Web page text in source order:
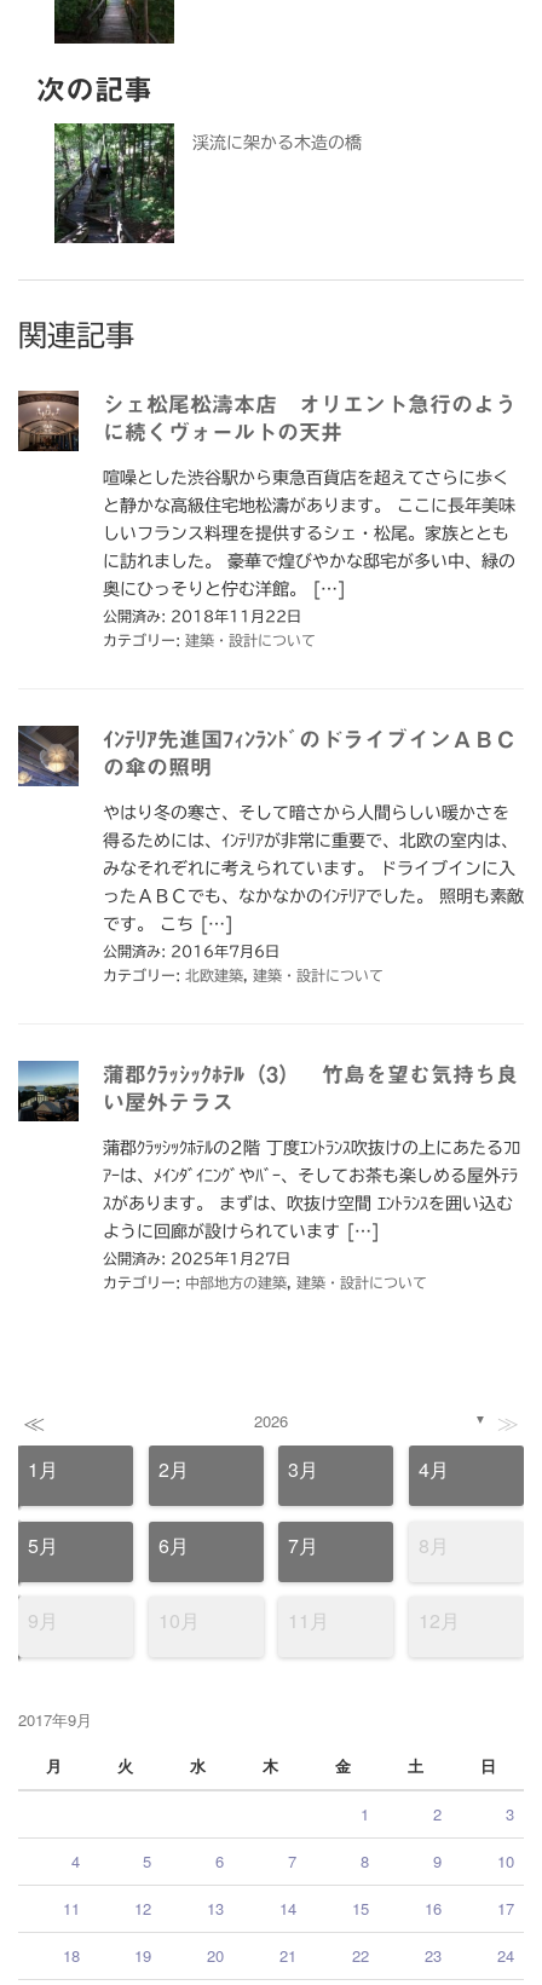
次の記事
渓流に架かる木造の橋
関連記事
シェ松尾松濤本店 オリエント急行のよう
に続くヴォールトの天井
喧噪とした渋谷駅から東急百貨店を超えてさらに歩く
と静かな高級住宅地松濤があります。 ここに長年美味
しいフランス料理を提供するシェ・松尾。家族ととも
に訪れました。 豪華で煌びやかな邸宅が多い中、緑の
奥にひっそりと佇む洋館。 […]
公開済み: 2018年11月22日
カテゴリー: 建築・設計について
ｲﾝﾃﾘｱ先進国ﾌｨﾝﾗﾝﾄﾞのドライブインＡＢＣ
の傘の照明
やはり冬の寒さ、そして暗さから人間らしい暖かさを
得るためには、ｲﾝﾃﾘｱが非常に重要で、北欧の室内は、
みなそれぞれに考えられています。 ドライブインに入
ったＡＢＣでも、なかなかのｲﾝﾃﾘｱでした。 照明も素敵
です。 こち […]
公開済み: 2016年7月6日
カテゴリー: 北欧建築 建築・設計について
蒲郡ｸﾗｯｼｯｸﾎﾃﾙ（3） 竹島を望む気持ち良
い屋外テラス
蒲郡ｸﾗｯｼｯｸﾎﾃﾙの2階 丁度ｴﾝﾄﾗﾝｽ吹抜けの上にあたるﾌﾛ
ｱｰは、ﾒｲﾝﾀﾞｲﾆﾝｸﾞやﾊﾞｰ、そしてお茶も楽しめる屋外ﾃﾗ
ｽがあります。 まずは、吹抜け空間 ｴﾝﾄﾗﾝｽを囲い込む
ように回廊が設けられています […]
公開済み: 2025年1月27日
カテゴリー: 中部地方の建築 建築・設計について
≪ 2026 ▼ ≫
1月 2月 3月 4月
5月 6月 7月 8月
9月 10月 11月 12月
2017年9月
月
火 水 木 金 土 日
1 2 3
4 5 6 7 8 9 10
11 12 13 14 15 16 17
18 19 20 21 22 23 24